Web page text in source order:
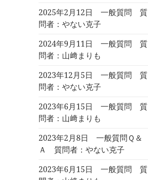
2025年2月12日 一般質問 質
問者：やない克子
2024年9月11日 一般質問 質
問者：山﨑まりも
2023年12月5日 一般質問 質
問者：やない克子
2023年6月15日 一般質問 質
問者：山﨑まりも
2023年2月8日 一般質問Ｑ＆
Ａ 質問者：やない克子
2023年6月15日 一般質問 質